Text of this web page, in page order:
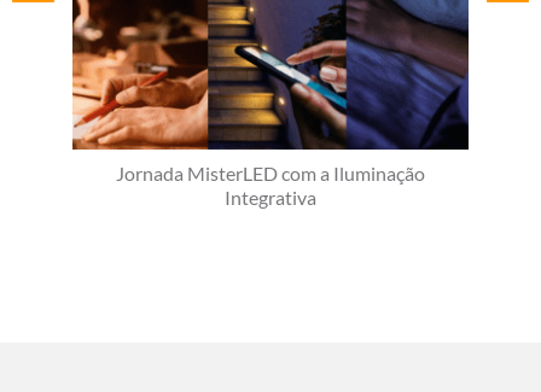
Jornada MisterLED com a Iluminação
Integrativa